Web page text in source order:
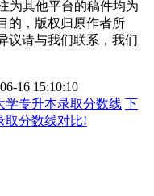
为其他平台的稿件均为
的，版权归原作者所
议请与我们联系，我们
16 15:10:10
学专升本录取分数线 下
取分数线对比!